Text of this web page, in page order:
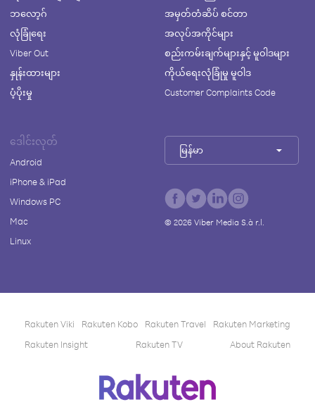
ဘလော့ဂ်
လုံခြုံရေး
Viber Out
နှုန်းထားများ
ပံ့ပိုးမှု
အမှတ်တံဆိပ် စင်တာ
အလုပ်အကိုင်များ
စည်းကမ်းချက်များနှင့် မူဝါဒများ
ကိုယ်ရေးလုံခြုံမှု မူဝါဒ
Customer Complaints Code
ဒေါင်းလုတ်
Android
iPhone & iPad
Windows PC
Mac
Linux
မြန်မာ
© 2026Viber Media S.à r.l.
Rakuten Viki Rakuten Kobo Rakuten Travel
Rakuten Marketing
Rakuten Insight
Rakuten TV About Rakuten